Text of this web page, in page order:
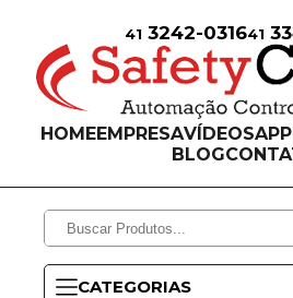
41 3242-031641
HOMEEMPRESAVÍDEOS
BLOG
CATEGORIAS